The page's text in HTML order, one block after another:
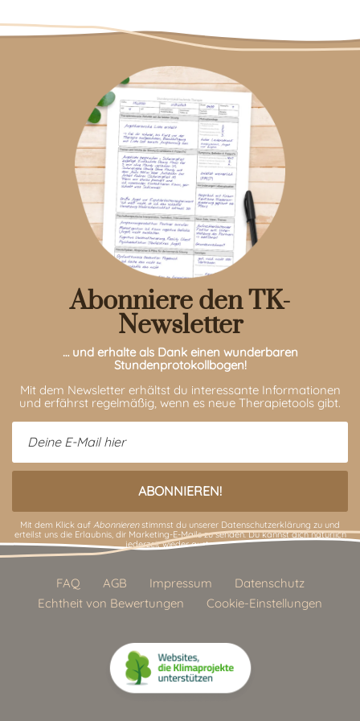
Abonniere den TK-
Newsletter
… und erhalte als Dank einen wunderbaren
Stundenprotokollbogen!
Mit dem Newsletter erhältst du interessante Informationen
und erfährst regelmäßig, wenn es neue Therapietools gibt.
Mit dem Klick auf Abonnierenstimmst du unserer Datenschutzerklärung zu und
erteilst uns die Erlaubnis, dir Marketing-E-Mails zu senden. Du kannst dich natürlich
jederzeit wieder austragen.
FAQ AGB Impressum
Datenschutz
Echtheit von Bewertungen
Cookie-Einstellungen